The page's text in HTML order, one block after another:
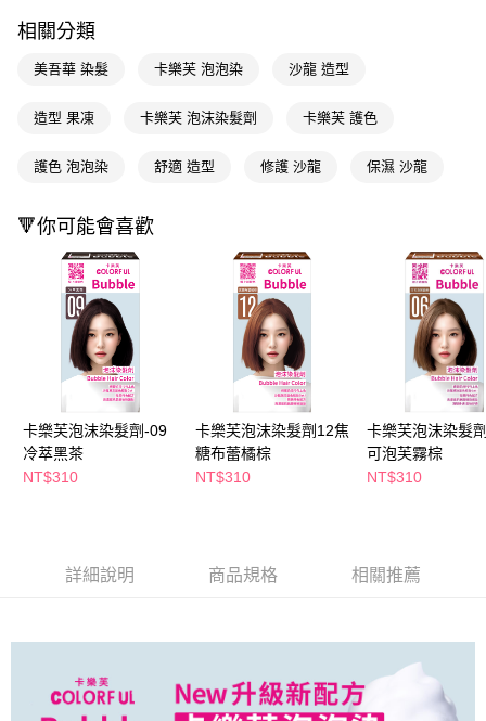
【「AFTEE先享後付」結帳流程】
結帳頁面，進行簡訊認證並確認金額後，即可完成結帳。
ATM／網路銀行／等多元方式進行付款，方視為交易完成。
購買商品的店家。未經商家同意取消之訂單仍視為有效，需透過AFTEE先享
是否繳費成功／繳費後需取消欲退款等相關疑問，請聯繫「AFTEE先享後付
【注意事項】
１．透過由恩沛科技股份有限公司提供之「AFTEE先享後付」服務完成之交
易，需依本服務之必要範圍內提供個人資料，並將交易相關給付款項請求債
權轉讓予恩沛科技股份有限公司。
２．關於個人資料處理事宜，請瀏覽以下網址：
https://aftee.tw/terms/#terms3
３．未成年的使用者請事先徵得法定代理人或監護人之同意方可使用
「AFTEE先享後付」，若未經同意申辦者引起之損失，本公司不負相關責
任。
４．使用「AFTEE先享後付」時，將依據個別帳號之用戶狀況，依本公司即
時審查核予不同之上限額度；若仍有額度不足之情形，本公司將視審查結果
每筆NT$65，滿NT$390(含以上)免運費
付款後全家取貨
每筆NT$65，滿NT$490(含以上)免運費
每筆NT$65，滿NT$490(含以上)免運費
7-11取貨付款
每筆NT$65，滿NT$490(含以上)免運費
付款後7-11取貨
每筆NT$65，滿NT$490(含以上)免運費
宅配(本島)
每筆NT$100，滿NT$790(含以上)免運費
付款後寶雅門市自取(由倉庫統一出貨)
相關分類
美吾華 染髮 卡樂芙 泡泡染 沙龍 造型
造型 果凍 卡樂芙 泡沫染髮劑 卡樂芙 護色
護色 泡泡染 舒適 造型 修護 沙龍 保濕 沙龍
🔻你可能會喜歡
卡樂芙泡沫染髮劑-09
冷萃黑茶
NT$310
卡樂芙泡沫染髮劑12焦
糖布蕾橘棕
NT$310
卡樂芙泡沫染髮
可泡芙霧棕
NT$310
詳細說明 商品規格 相關推薦